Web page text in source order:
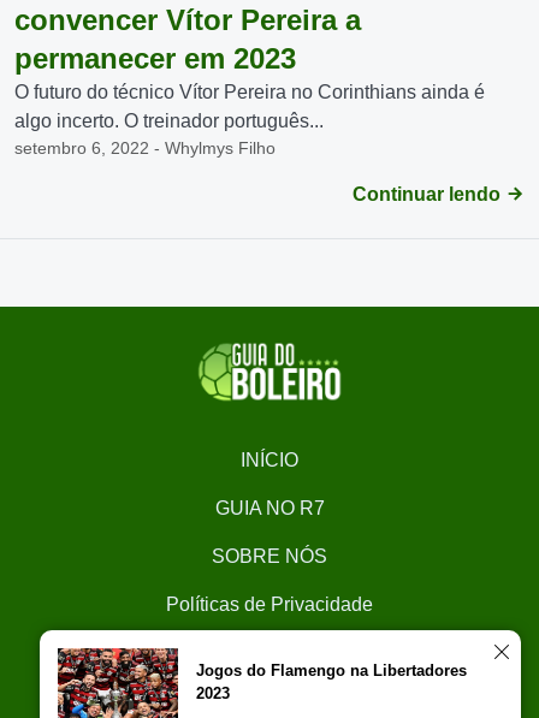
convencer Vítor Pereira a
permanecer em 2023
O futuro do técnico Vítor Pereira no Corinthians ainda é
algo incerto. O treinador português...
setembro 6, 2022 - Whylmys Filho
Continuar lendo
INÍCIO
GUIA NO R7
SOBRE NÓS
Políticas de Privacidade
Trabalhe Conosco
Jogos do Flamengo na Libertadores
2023